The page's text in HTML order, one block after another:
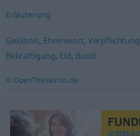
Erläuterung
Gelöbnis, Ehrenwort, Verpflichtung
Bekräftigung, Eid, Bund
© OpenThesaurus.de